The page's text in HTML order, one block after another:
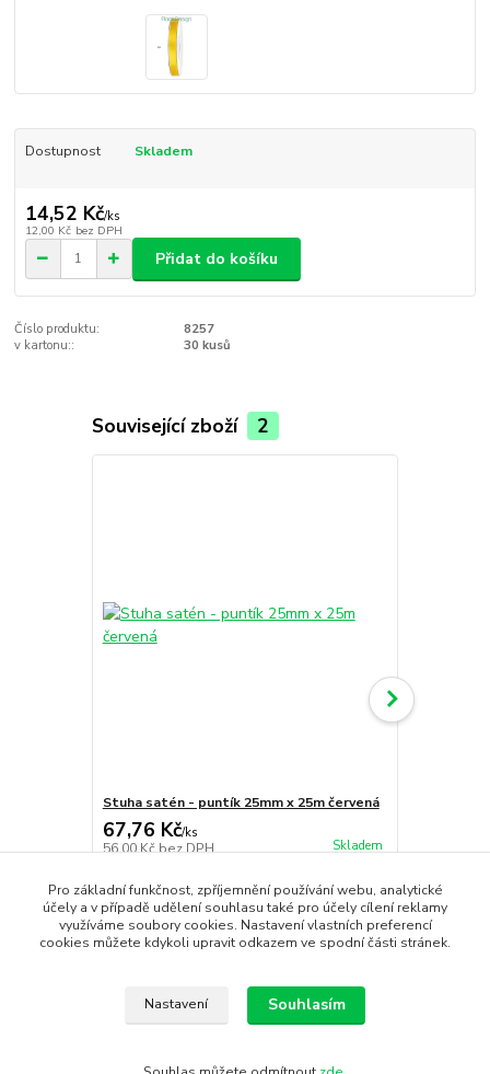
Dostupnost Skladem
14,52 Kč/ks
12,00 Kč bez DPH
Přidat do košíku
Číslo produktu:
8257
v kartonu::
30 kusů
Související zboží 2
Stuha satén - puntík 25mm x 25m červená
67,76 Kč/ks
56,00 Kčbez DPH Skladem
Přidat do košíku
165,00 Kč
Zboží zařazeno v kategoriích
Pro základní funkčnost, zpříjemnění používání webu, analytické
účely a v případě udělení souhlasu také pro účely cílení reklamy
využíváme soubory cookies. Nastavení vlastních preferencí
cookies můžete kdykoli upravit odkazem ve spodní části stránek.
Nastavení Souhlasím